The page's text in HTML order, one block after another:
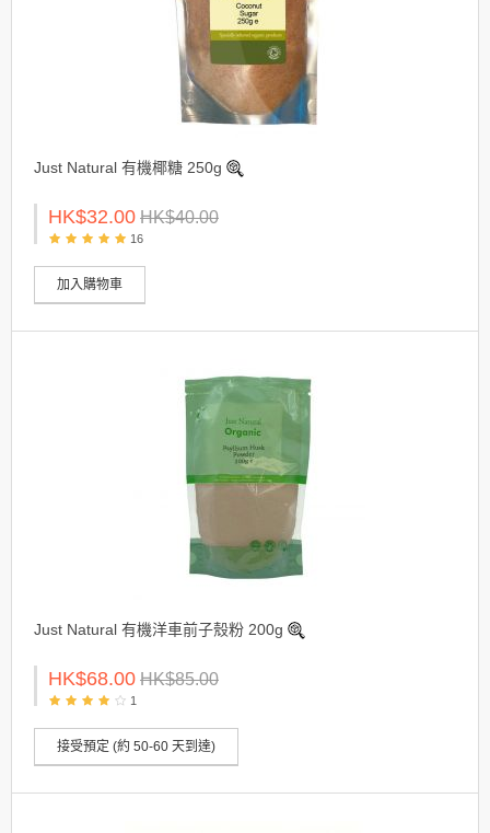
Just Natural 有機椰糖 250g
HK$32.00 HK$40.00
16
加入購物車
Just Natural 有機洋車前子殼粉 200g
HK$68.00 HK$85.00
1
接受預定 (約 50-60 天到達)